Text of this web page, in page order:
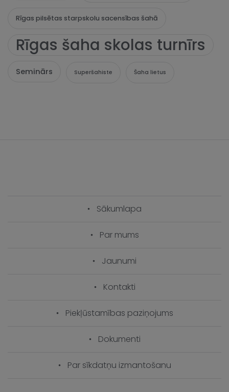
Rīgas pilsētas starpskolu sacensības šahā
Rīgas šaha skolas turnīrs
Seminārs Superšahiste Šaha lietus
Sākumlapa
Par mums
Jaunumi
Kontakti
Piekļūstamības paziņojums
Dokumenti
Par sīkdatņu izmantošanu